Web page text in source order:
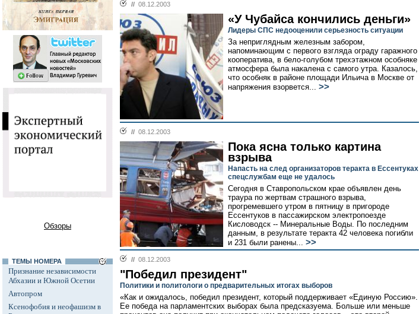
Обзоры
ТЕМЫ НОМЕРА
Признание независимости
Абхазии и Южной Осетии
Автопром
Ксенофобия и неофашизм в
// 08.12.2003
«У Чубайса кончились деньги»
Лидеры СПС недооценили серьезность ситуации
За неприглядным железным забором,
напоминающим с первого взгляда ограду гаражного
кооператива, в бело-голубом трехэтажном особняке
атмосфера была накалена с самого утра. Казалось,
что особняк в районе площади Ильича в Москве от
напряжения взорвется... >>
// 08.12.2003
Пока ясна только картина
взрыва
Напасть на след организаторов теракта в Ессентуках
спецслужбам еще не удалось
Сегодня в Ставропольском крае объявлен день
траура по жертвам страшного взрыва,
прогремевшего утром в пятницу в пригороде
Ессентуков в пассажирском электропоезде
Кисловодск -- Минеральные Воды. По последним
данным, в результате теракта 42 человека погибли
и 231 были ранены... >>
// 08.12.2003
"Победил президент"
Политики и политологи о предварительных итогах выборов
«Как и ожидалось, победил президент, который поддерживает «Единую Россию».
Ее победа на парламентских выборах была предсказуема. Больше или меньше